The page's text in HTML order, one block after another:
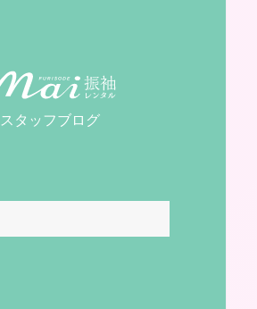
スタッフブログ